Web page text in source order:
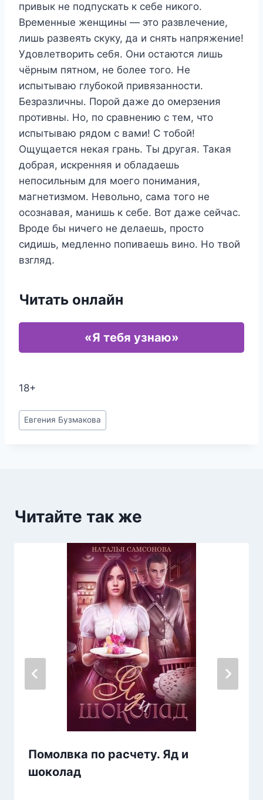
привык не подпускать к себе никого.
Временные женщины — это развлечение,
лишь развеять скуку, да и снять напряжение!
Удовлетворить себя. Они остаются лишь
чёрным пятном, не более того. Не
испытываю глубокой привязанности.
Безразличны. Порой даже до омерзения
противны. Но, по сравнению с тем, что
испытываю рядом с вами! С тобой!
Ощущается некая грань. Ты другая. Такая
добрая, искренняя и обладаешь
непосильным для моего понимания,
магнетизмом. Невольно, сама того не
осознавая, манишь к себе. Вот даже сейчас.
Вроде бы ничего не делаешь, просто
сидишь, медленно попиваешь вино. Но твой
взгляд.
Читать онлайн
«Я тебя узнаю»
18+
Метки
записи:
Евгения Бузмакова
Читайте так же
Помолвка по расчету. Яд и
шоколад